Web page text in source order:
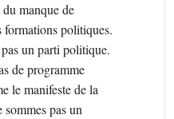
manque de
formations politiques.
un parti politique.
de programme
le manifeste de la
pas un